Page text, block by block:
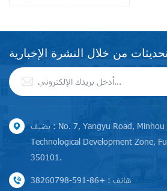
من خلال النشرة الإخبارية
يضيف : No. 7, Yangyu Road, Minhou Economic and
Technological Development Zone,
350101.
هاتف : +86-591-38260798